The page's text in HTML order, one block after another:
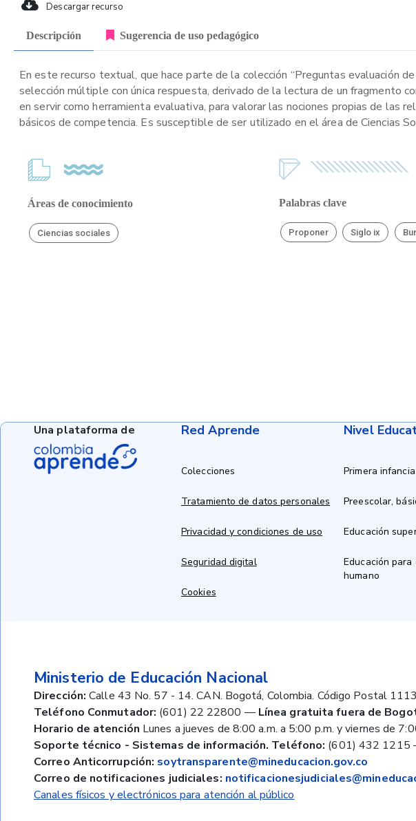
Descargar recurso
Descripción Sugerencia de uso pedagógico
En este recurso textual, que hace parte de la colección “Preguntas evaluación
selección múltiple con única respuesta, derivado de la lectura de un fragmento
en servir como herramienta evaluativa, para valorar las nociones propias de las
básicos de competencia. Es susceptible de ser utilizado en el área de Ciencias
Áreas de conocimiento
Ciencias sociales
Palabras clave
Proponer Siglo ix
Red Aprende
Colecciones
Tratamiento de datos personales
Privacidad y condiciones de uso
Seguridad digital
Cookies
Nivel
Primera infancia
Preescolar,
Educación
Educación
humano
Ministerio de Educación Nacional
Dirección: Calle 43 No. 57 - 14. CAN. Bogotá, Colombia. Código Postal
Teléfono Conmutador: (601) 22 22800 — Línea gratuita fuera de
Horario de atención Lunes a jueves de 8:00 a.m. a 5:00 p.m. y viernes de
Soporte técnico - Sistemas de información. Teléfono: (601) 432 1215
Correo Anticorrupción: soytransparente@mineducacion.gov.co
Correo de notificaciones judiciales:
Canales físicos y electrónicos para atención al público
Una plataforma de